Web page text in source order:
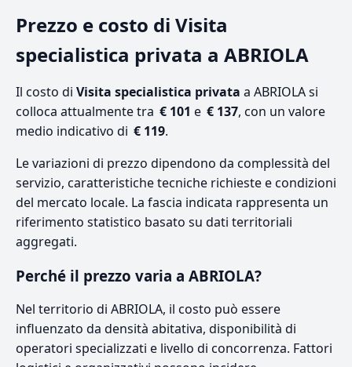
Prezzo e costo di Visita
specialistica privata a ABRIOLA
Il costo di Visita specialistica privata a ABRIOLA si
colloca attualmente tra € 101 e € 137, con un valore
medio indicativo di € 119.
Le variazioni di prezzo dipendono da complessità del
servizio, caratteristiche tecniche richieste e condizioni
del mercato locale. La fascia indicata rappresenta un
riferimento statistico basato su dati territoriali
aggregati.
Perché il prezzo varia a ABRIOLA?
Nel territorio di ABRIOLA, il costo può essere
influenzato da densità abitativa, disponibilità di
operatori specializzati e livello di concorrenza. Fattori